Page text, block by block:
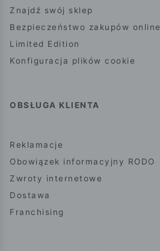
Znajdź swój sklep
Bezpieczeństwo zakupów online
Limited Edition
Konfiguracja plików cookie
OBSŁUGA KLIENTA
Reklamacje
Obowiązek informacyjny RODO
Zwroty internetowe
Dostawa
Franchising